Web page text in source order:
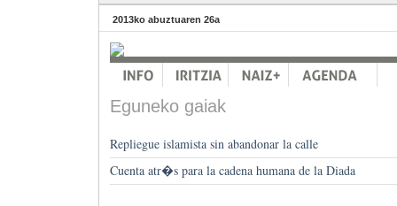
2013ko abuztuaren 26a
Eguneko gaiak
Repliegue islamista sin abandonar la calle
Cuenta atr�s para la cadena humana de la Diada